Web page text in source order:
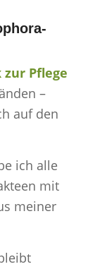
Pflege
–
auf den
ich alle
mit
meiner